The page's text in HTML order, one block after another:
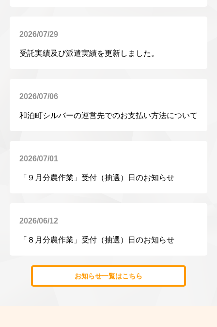
2026/07/29
受託実績及び派遣実績を更新しました。
2026/07/06
和泊町シルバーの運営先でのお支払い方法について
2026/07/01
「９月分農作業」受付（抽選）日のお知らせ
2026/06/12
「８月分農作業」受付（抽選）日のお知らせ
お知らせ一覧はこちら